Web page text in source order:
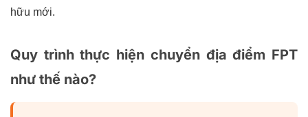
hữu mới.
Quy trình thực hiện chuyển địa điểm FPT
như thế nào?